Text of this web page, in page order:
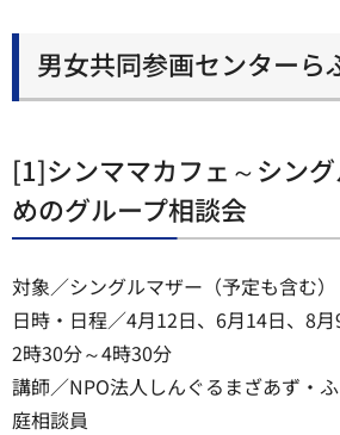
男女共同参画センターら
[1]シンママカフェ～シン
めのグループ相談会
対象／シングルマザー（予定も含む）
日時・日程／4月12日、6月14日、8
2時30分～4時30分
講師／NPO法人しんぐるまざあず・
庭相談員